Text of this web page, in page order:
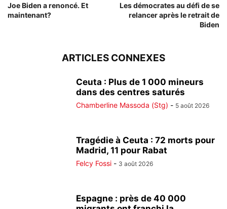
Joe Biden a renoncé. Et
maintenant?
Les démocrates au défi de se
relancer après le retrait de
Biden
ARTICLES CONNEXES
Ceuta : Plus de 1 000 mineurs
dans des centres saturés
Chamberline Massoda (Stg) - 5 août 2026
Tragédie à Ceuta : 72 morts pour
Madrid, 11 pour Rabat
Felcy Fossi - 3 août 2026
Espagne : près de 40 000